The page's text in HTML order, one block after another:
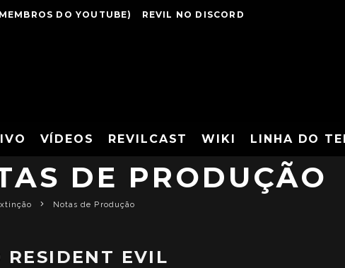
DO YOUTUBE) REVIL NO DISCORD
VÍDEOS REVILCAST WIKI LINHA DO
DE PRODUÇÃO
Notas de Produção
RESIDENT EVIL